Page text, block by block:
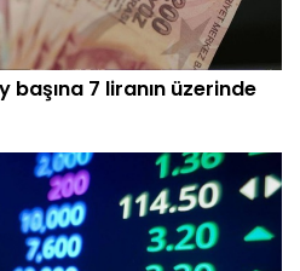
7 liranın üzerinde